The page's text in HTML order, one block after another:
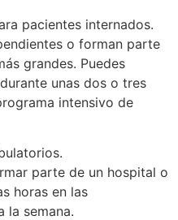
pacientes internados.
o forman parte
grandes. Puedes
unas dos o tres
intensivo de
parte de un hospital o
horas en las
la semana.